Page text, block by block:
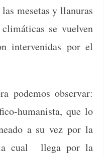
mese­tas y lla­nuras
se vuel­ven
inter­venidas por el
podemos obser­var:
human­ista, que lo
a su vez por la
la cual lle­ga por la